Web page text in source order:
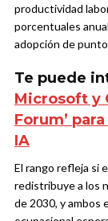
productividad
porcentuales
adopción de punto
Te puede
Microsoft y
Forum’
IA
El rango refleja si
redistribuye a los
de 2030, y ambos